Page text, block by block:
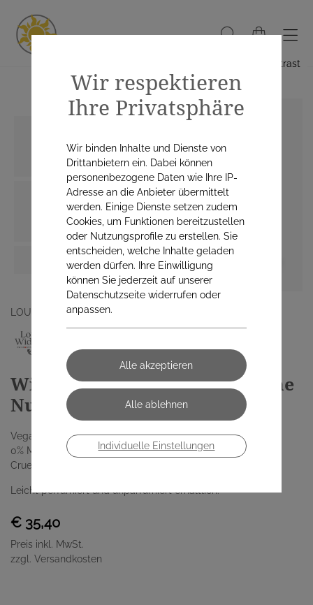
Hoher Kontrast
LOUIS WIDMER GMBH
Widmer nutriderm Nachtcreme
Nutritive 50 ml
Vegan
0% Mikroplastik
Cruelty-Free
Leicht perfümiert und unparfümiert erhältlich.
€ 35,40
Preis inkl. MwSt.
zzgl. Versandkosten
Wir respektieren
Ihre Privatsphäre
Wir binden Inhalte und Dienste von
Drittanbietern ein. Dabei können
personenbezogene Daten wie Ihre IP-
Adresse an die Anbieter übermittelt
werden. Einige Dienste setzen zudem
Cookies, um Funktionen bereitzustellen
oder Nutzungsprofile zu erstellen. Sie
entscheiden, welche Inhalte geladen
werden dürfen. Ihre Einwilligung
können Sie jederzeit auf unserer
Datenschutzseite widerrufen oder
anpassen.
Individuelle Einstellungen